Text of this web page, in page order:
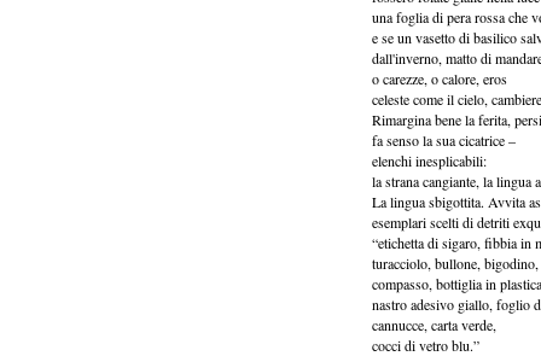
una foglia di pera rossa che
e se un vasetto di basilico
dall'inverno, matto di
o carezze, o calore, eros
celeste come il cielo,
Rimargina bene la ferita,
fa senso la sua cicatrice –
elenchi inesplicabili:
la strana cangiante, la lingua
La lingua sbigottita. Avvita
esemplari scelti di detriti
“etichetta di sigaro, fibbia in
turacciolo, bullone, bigodino,
compasso, bottiglia in
nastro adesivo giallo, foglio
cannucce, carta verde,
cocci di vetro blu.”